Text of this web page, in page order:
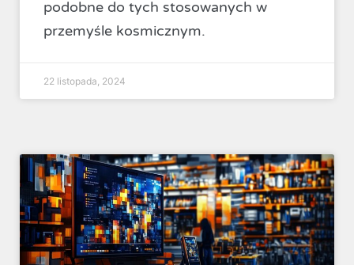
podobne do tych stosowanych w
przemyśle kosmicznym.
22 listopada, 2024